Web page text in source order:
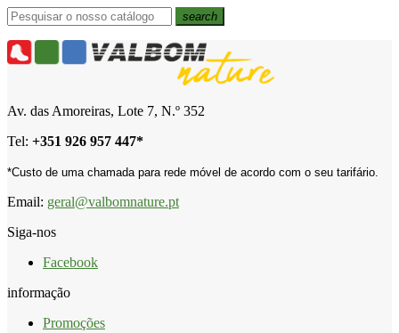
search
Av. das Amoreiras, Lote 7, N.º 352
Tel: +351 926 957 447*
*Custo de uma chamada para rede móvel de acordo com o seu tarifário.
Email: geral@valbomnature.pt
Siga-nos
Facebook
informação
Promoções